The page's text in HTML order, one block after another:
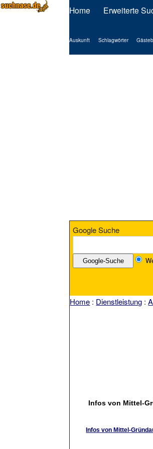
Home Erweiterte
Auskunft Schlagwörter
Google Suche
Home : Dienstleistung :
Infos von Mittel-